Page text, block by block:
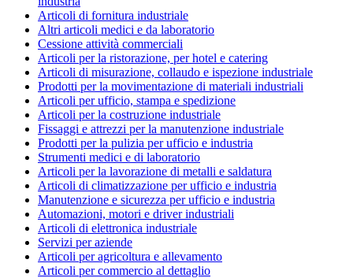
Articoli di fornitura industriale
Altri articoli medici e da laboratorio
Cessione attività commerciali
Articoli per la ristorazione, per hotel e catering
Articoli di misurazione, collaudo e ispezione industriale
Prodotti per la movimentazione di materiali industriali
Articoli per ufficio, stampa e spedizione
Articoli per la costruzione industriale
Fissaggi e attrezzi per la manutenzione industriale
Prodotti per la pulizia per ufficio e industria
Strumenti medici e di laboratorio
Articoli per la lavorazione di metalli e saldatura
Articoli di climatizzazione per ufficio e industria
Manutenzione e sicurezza per ufficio e industria
Automazioni, motori e driver industriali
Articoli di elettronica industriale
Servizi per aziende
Articoli per agricoltura e allevamento
Articoli per commercio al dettaglio